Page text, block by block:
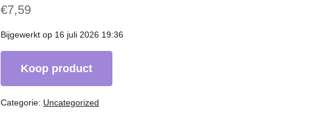
€7,59
Bijgewerkt op 16 juli 2026 19:36
Koop product
Categorie: Uncategorized